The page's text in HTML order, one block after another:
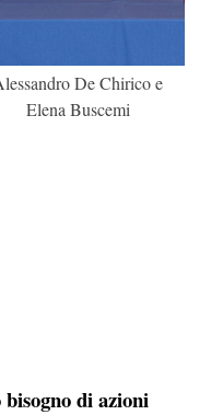
De Chirico e
Elena Buscemi
di azioni